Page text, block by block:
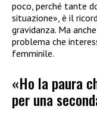
poco, perché tante
situazione», è il
gravidanza. Ma
problema che
femminile.
«Ho la paura
per una